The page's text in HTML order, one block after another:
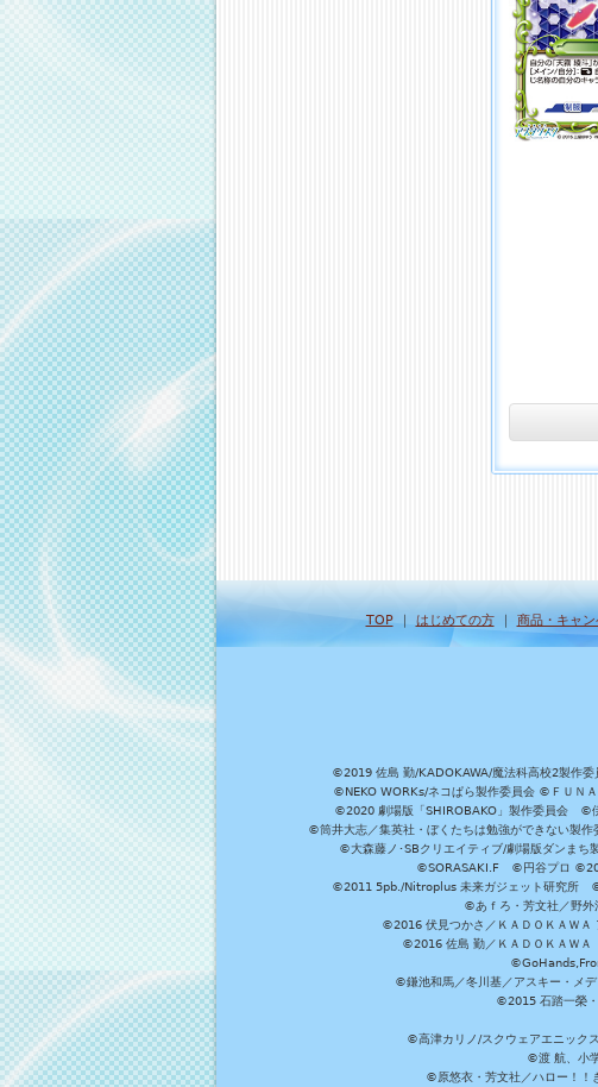
TOP｜ はじめての方｜ 商品・キャ
©2019 佐島 勤/KADOKAWA/魔法科高校2製作
©NEKO WORKs/ネコぱら製作委員会 ©ＦＵＮ
©2020 劇場版「SHIROBAKO」製作委員会 ©
©筒井大志／集英社・ぼくたちは勉強ができない製
©大森藤ノ･SBクリエイティブ/劇場版ダンま
©SORASAKI.F ©円谷プロ
©2011 5pb./Nitroplus 未来ガジェット研究所 ©
©あｆろ・芳文社／野
©2016 伏見つかさ／ＫＡＤＯＫＡＷＡ
©2016 佐島 勤／ＫＡＤＯＫＡＷ
©鎌池和馬／冬川基／アスキー・メ
©2015 石踏一榮
©高津カリノ/スクウェアエニック
©渡 航、小
©原悠衣・芳文社／ハロー！